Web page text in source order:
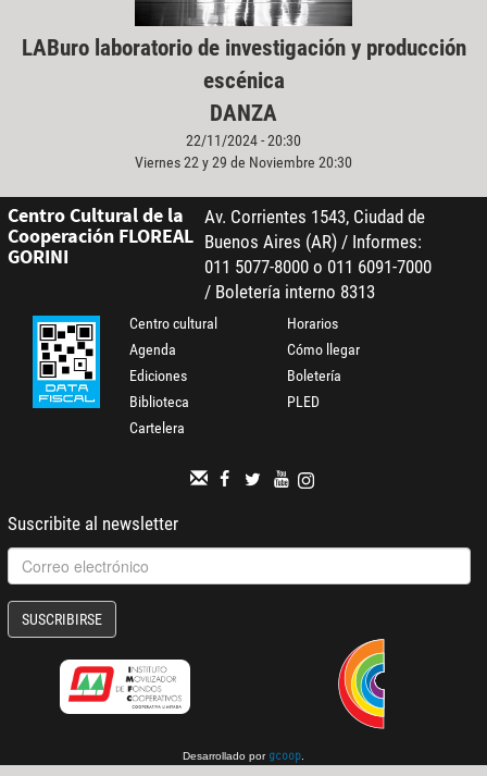
LABuro laboratorio de investigación y producción
escénica
DANZA
22/11/2024 - 20:30
Viernes 22 y 29 de Noviembre 20:30
Centro Cultural de la
Cooperación FLOREAL
GORINI
Av. Corrientes 1543, Ciudad de
Buenos Aires (AR) / Informes:
011 5077-8000 o 011 6091-7000
/ Boletería interno 8313
Centro cultural
Agenda
Ediciones
Biblioteca
Cartelera
Horarios
Cómo llegar
Boletería
PLED
Suscribite al newsletter
SUSCRIBIRSE
Desarrollado por gcoop